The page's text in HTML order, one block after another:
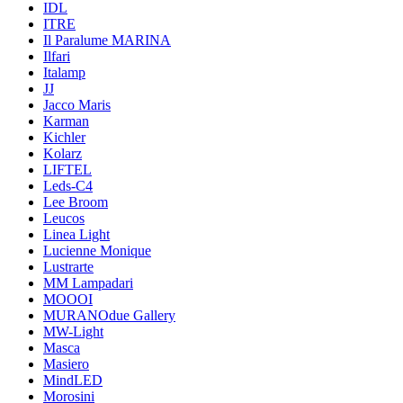
IDL
ITRE
Il Paralume MARINA
Ilfari
Italamp
JJ
Jacco Maris
Karman
Kichler
Kolarz
LIFTEL
Leds-C4
Lee Broom
Leucos
Linea Light
Lucienne Monique
Lustrarte
MM Lampadari
MOOOI
MURANOdue Gallery
MW-Light
Masca
Masiero
MindLED
Morosini